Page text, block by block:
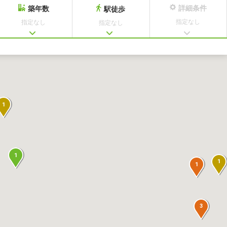
築年数
指定なし
駅徒歩
指定なし
詳細条件
指定なし
3
1
1
1
1